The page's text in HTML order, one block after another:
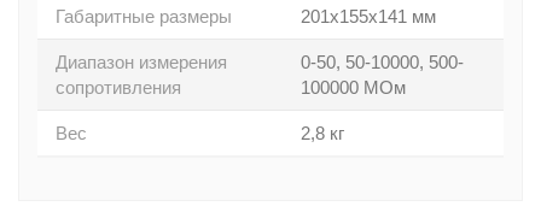
Габаритные размеры 201х155х141 мм
Диапазон измерения
сопротивления
0-50, 50-10000, 500-
100000 МОм
Вес 2,8 кг